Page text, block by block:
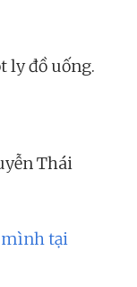
ly đồ uống.
Thái
mình tại